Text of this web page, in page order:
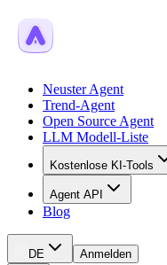
Neuster Agent
Trend-Agent
Open Source Agent
LLM Modell-Liste
Kostenlose KI-Tools
Agent API
Blog
DE
Anmelden